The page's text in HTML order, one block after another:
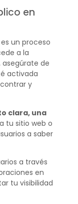
en
un proceso
a la
de
activada
y
clara, una
tu sitio web o
a saber
a través
en
tu visibilidad